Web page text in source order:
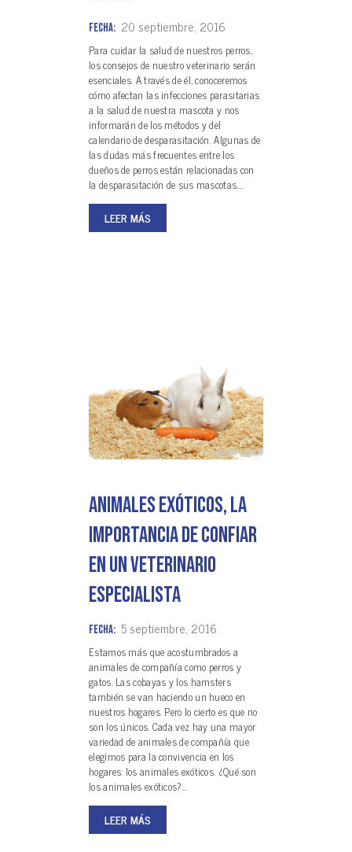
Fecha: 20 septiembre, 2016
Para cuidar la salud de nuestros perros,
los consejos de nuestro veterinario serán
esenciales. A través de él, conoceremos
cómo afectan las infecciones parasitarias
a la salud de nuestra mascota y nos
informarán de los métodos y del
calendario de desparasitación. Algunas de
las dudas más frecuentes entre los
dueños de perros están relacionadas con
la desparasitación de sus mascotas.…
LEER MÁS
Animales exóticos, la
importancia de confiar
en un veterinario
especialista
Fecha: 5 septiembre, 2016
Estamos más que acostumbrados a
animales de compañía como perros y
gatos. Las cobayas y los hamsters
también se van haciendo un hueco en
nuestros hogares. Pero lo cierto es que no
son los únicos. Cada vez hay una mayor
variedad de animales de compañía que
elegimos para la convivencia en los
hogares: los animales exóticos. ¿Qué son
los animales exóticos?…
LEER MÁS